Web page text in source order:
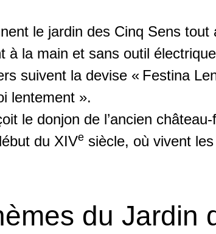
le jardin des Cinq Sens tout
à la main et sans outil
suivent la devise « Festina
lentement ».
le donjon de l’ancien
du XIVe siècle, où vivent
du Jardin